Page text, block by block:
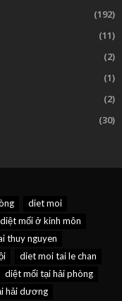
(192)
(11)
(2)
(1)
(2)
(30)
diet moi
diệt mối ở kinh môn
thuy nguyen
diet moi tai le chan
diệt mối tại hải phòng
hải dương